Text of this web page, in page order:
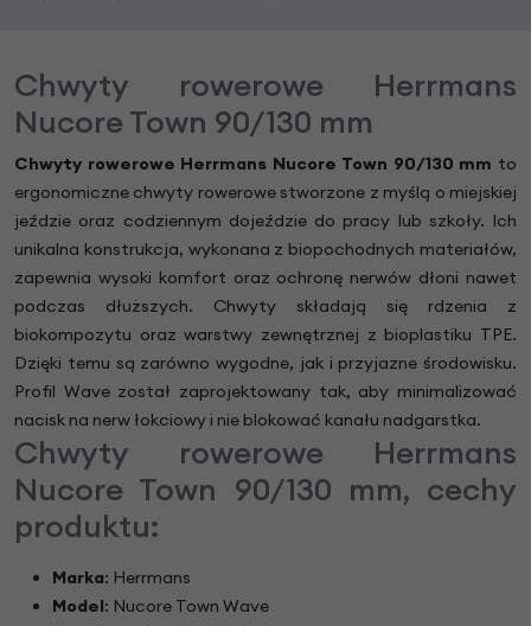
Chwyty rowerowe Herrmans
Nucore Town 90/130 mm
Chwyty rowerowe Herrmans Nucore Town 90/130 mm to
ergonomiczne chwyty rowerowe stworzone z myślą o miejskiej
jeździe oraz codziennym dojeździe do pracy lub szkoły. Ich
unikalna konstrukcja, wykonana z biopochodnych materiałów,
zapewnia wysoki komfort oraz ochronę nerwów dłoni nawet
podczas dłuższych. Chwyty składają się rdzenia z
biokompozytu oraz warstwy zewnętrznej z bioplastiku TPE.
Dzięki temu są zarówno wygodne, jak i przyjazne środowisku.
Profil Wave został zaprojektowany tak, aby minimalizować
nacisk na nerw łokciowy i nie blokować kanału nadgarstka.
Chwyty rowerowe Herrmans
Nucore Town 90/130 mm, cechy
produktu:
Marka: Herrmans
Model: Nucore Town Wave